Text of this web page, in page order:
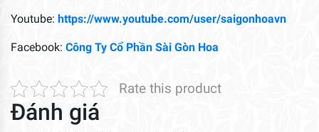
Youtube: https://www.youtube.com/user/saigonhoavn
Facebook: Công Ty Cổ Phần Sài Gòn Hoa
Rate this product
Đánh giá